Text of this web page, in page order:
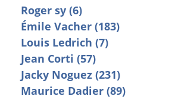
Roger sy (6)
Émile Vacher (183)
Louis Ledrich (7)
Jean Corti (57)
Jacky Noguez (231)
Maurice Dadier (89)